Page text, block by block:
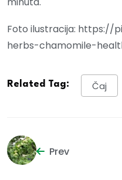
Foto ilustracija: https://
herbs-chamomile-
Related Tag: Čaj
Prev